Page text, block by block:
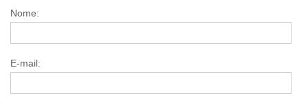
Nome:
E-mail: